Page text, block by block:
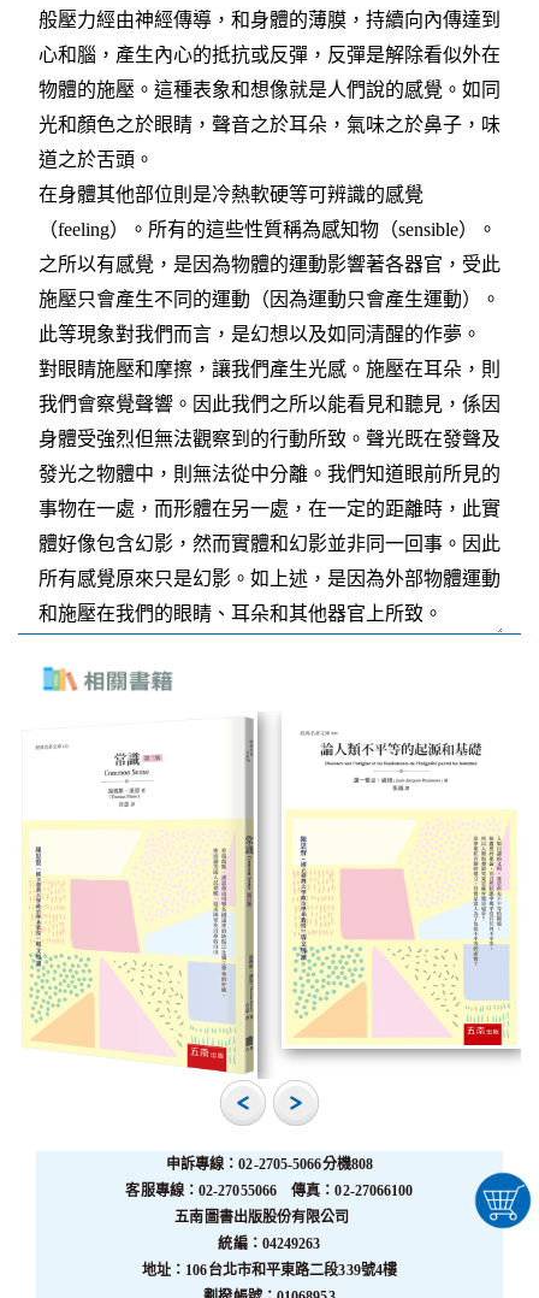
申訴專線：02-2705-5066分機808
客服專線：02-27055066 傳真：02-27066100
五南圖書出版股份有限公司
統編：04249263
地址：106台北市和平東路二段339號4樓